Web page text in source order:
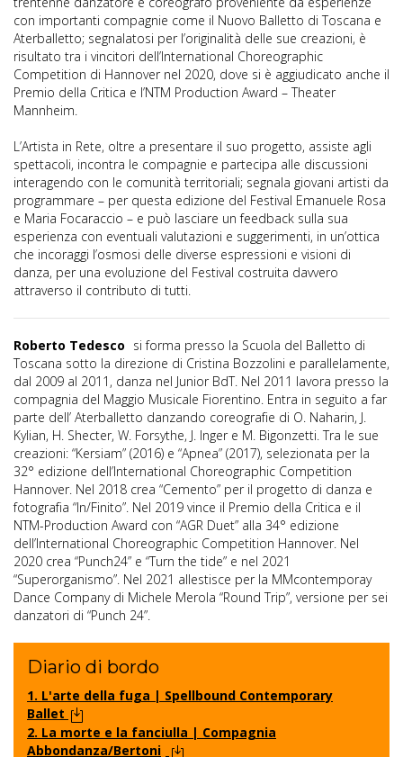
con importanti compagnie come il Nuovo Balletto di Toscana e
Aterballetto; segnalatosi per l’originalità delle sue creazioni, è
risultato tra i vincitori dell’International Choreographic
Competition di Hannover nel 2020, dove si è aggiudicato anche il
Premio della Critica e l’NTM Production Award – Theater
Mannheim.
L’Artista in Rete, oltre a presentare il suo progetto, assiste agli
spettacoli, incontra le compagnie e partecipa alle discussioni
interagendo con le comunità territoriali; segnala giovani artisti da
programmare – per questa edizione del Festival Emanuele Rosa
e Maria Focaraccio – e può lasciare un feedback sulla sua
esperienza con eventuali valutazioni e suggerimenti, in un’ottica
che incoraggi l’osmosi delle diverse espressioni e visioni di
danza, per una evoluzione del Festival costruita davvero
attraverso il contributo di tutti.
Roberto Tedesco si forma presso la Scuola del Balletto di
Toscana sotto la direzione di Cristina Bozzolini e parallelamente,
dal 2009 al 2011, danza nel Junior BdT. Nel 2011 lavora presso la
compagnia del Maggio Musicale Fiorentino. Entra in seguito a far
parte dell’ Aterballetto danzando coreografie di O. Naharin, J.
Kylian, H. Shecter, W. Forsythe, J. Inger e M. Bigonzetti. Tra le sue
creazioni: “Kersiam” (2016) e “Apnea” (2017), selezionata per la
32° edizione dell’International Choreographic Competition
Hannover. Nel 2018 crea “Cemento” per il progetto di danza e
fotografia “In/Finito”. Nel 2019 vince il Premio della Critica e il
NTM-Production Award con “AGR Duet” alla 34° edizione
dell’International Choreographic Competition Hannover. Nel
2020 crea “Punch24” e “Turn the tide” e nel 2021
“Superorganismo”. Nel 2021 allestisce per la MMcontemporay
Dance Company di Michele Merola “Round Trip”, versione per sei
danzatori di “Punch 24”.
Diario di bordo
1. L'arte della fuga | Spellbound Contemporary
Ballet
2. La morte e la fanciulla | Compagnia
Abbondanza/Bertoni